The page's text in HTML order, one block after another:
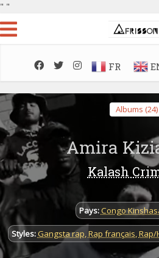
" "
FR
Albums (24)
Amira
Kalash
Pays:Congo
Styles:Gangsta rap,Rap français,Rap/